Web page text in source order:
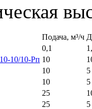
Подача, м³/ч
0,1
10/10-Рп 10
10
5
10
5
25
25
5